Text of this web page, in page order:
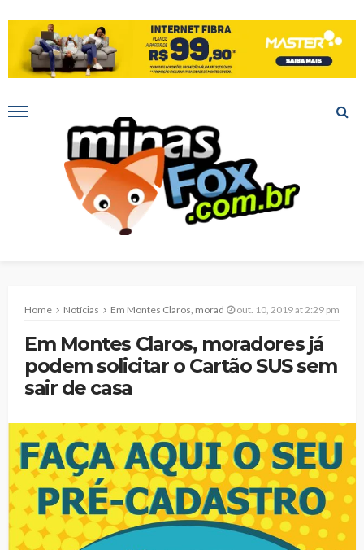
Home Notícias Em Montes Claros, moradores já podem solicitar o Cartão SUS sem sair de casa
out. 10, 2019 at 2:29 pm
Em Montes Claros, moradores já
podem solicitar o Cartão SUS sem
sair de casa